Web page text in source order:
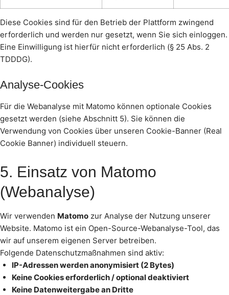
Diese Cookies sind für den Betrieb der Plattform zwingend
erforderlich und werden nur gesetzt, wenn Sie sich einloggen.
Eine Einwilligung ist hierfür nicht erforderlich (§ 25 Abs. 2
TDDDG).
Analyse-Cookies
Für die Webanalyse mit Matomo können optionale Cookies
gesetzt werden (siehe Abschnitt 5). Sie können die
Verwendung von Cookies über unseren Cookie-Banner (Real
Cookie Banner) individuell steuern.
5. Einsatz von Matomo
(Webanalyse)
Wir verwenden Matomo zur Analyse der Nutzung unserer
Website. Matomo ist ein Open-Source-Webanalyse-Tool, das
wir auf unserem eigenen Server betreiben.
Folgende Datenschutzmaßnahmen sind aktiv:
IP-Adressen werden anonymisiert (2 Bytes)
Keine Cookies erforderlich / optional deaktiviert
Keine Datenweitergabe an Dritte